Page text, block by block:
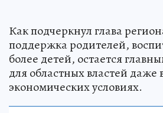
Как подчеркнул глава
поддержка родителей,
более детей, остается
для областных властей даже
экономических условиях.